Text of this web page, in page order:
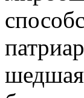
шедшая